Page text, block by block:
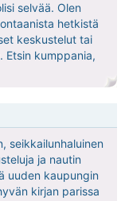
selvää. Olen
hetkistä
keskustelut tai
Etsin kumppania,
seikkailunhaluinen
ja nautin
uuden kaupungin
kirjan parissa